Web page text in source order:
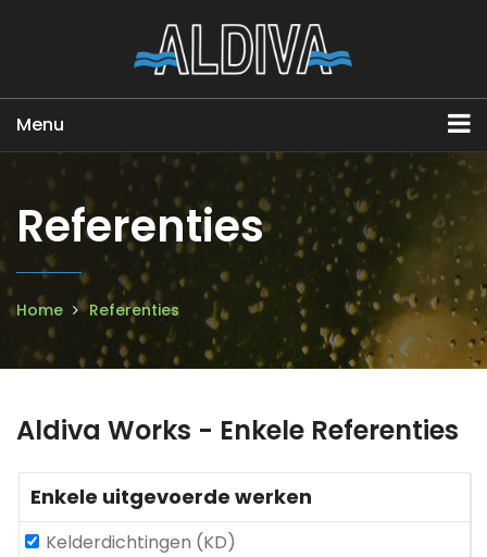
Menu
Referenties
Home Referenties
Aldiva Works - Enkele Referenties
Enkele uitgevoerde werken
Kelderdichtingen (KD)